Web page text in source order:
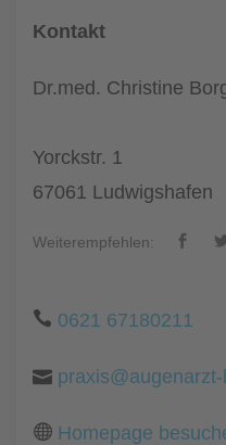
Kontakt
Dr.med. Christine
Yorckstr. 1
67061 Ludwigshafen
Weiterempfehlen:
0621 67180211
Homepage